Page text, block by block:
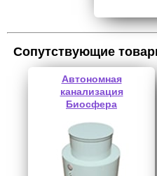
Сопутствующие
Автономная
канализация
Биосфера